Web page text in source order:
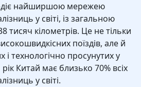
найширшою мережею
у світі, із загальною
тисяч кілометрів. Це не тільки
поїздів, але й
і технологічно просунутих у
Китай має близько 70% всіх
у світі.